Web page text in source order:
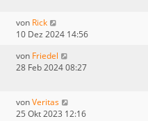
von Rick
10 Dez 2024 14:56
von Friedel
28 Feb 2024 08:27
vonVeritas
25 Okt 2023 12:16